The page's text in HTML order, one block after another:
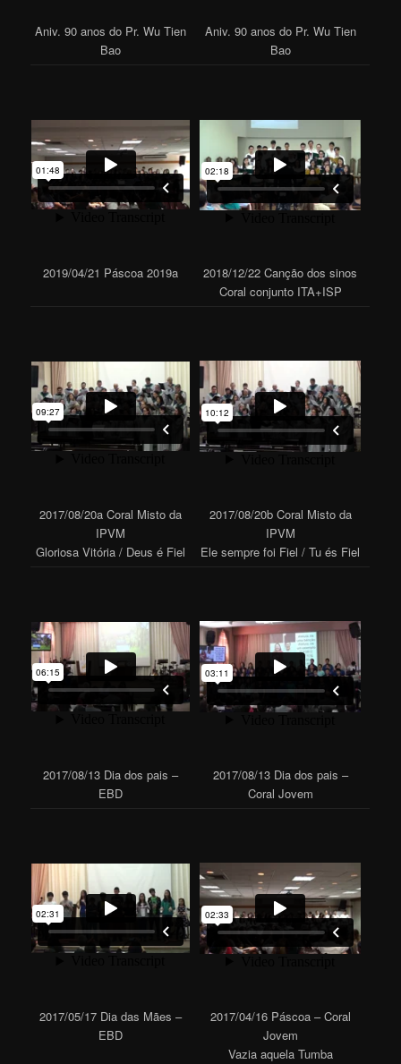
Aniv. 90 anos do Pr. Wu Tien
Bao
Aniv. 90 anos do Pr. Wu Tien
Bao
2019/04/21 Páscoa 2019a
2018/12/22 Canção dos sinos
Coral conjunto ITA+ISP
2017/08/20a Coral Misto da
IPVM
Gloriosa Vitória / Deus é Fiel
2017/08/20b Coral Misto da
IPVM
Ele sempre foi Fiel / Tu és Fiel
2017/08/13 Dia dos pais –
EBD
2017/08/13 Dia dos pais –
Coral Jovem
2017/05/17 Dia das Mães –
EBD
2017/04/16 Páscoa – Coral
Jovem
Vazia aquela Tumba